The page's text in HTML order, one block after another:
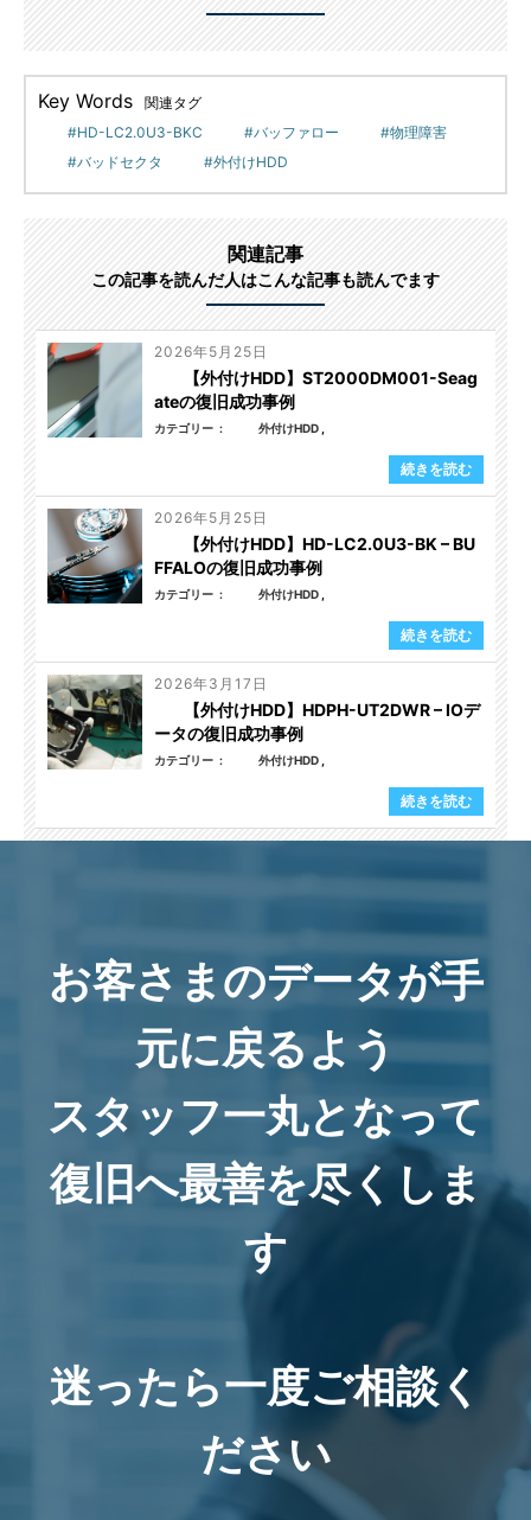
Key Words
関連タグ
HD-LC2.0U3-BKC
バッファロー
物理障害
バッドセクタ
外付けHDD
関連記事
この記事を読んだ人はこんな記事も読んでます
2026年5月25日
【外付けHDD】ST2000DM001-Seag
ateの復旧成功事例
カテゴリー 外付けHDD
続きを読む
2026年5月25日
【外付けHDD】HD-LC2.0U3-BK – BU
FFALOの復旧成功事例
カテゴリー 外付けHDD
続きを読む
2026年3月17日
【外付けHDD】HDPH-UT2DWR – IOデ
ータの復旧成功事例
カテゴリー 外付けHDD
続きを読む
お客さまのデータが手
元に戻るよう
スタッフ一丸となって
復旧へ最善を尽くしま
す
迷ったら一度ご相談く
ださい